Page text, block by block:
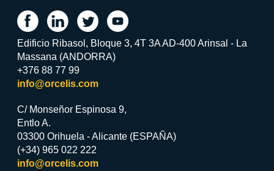
Edificio Ribasol, Bloque 3, 4T 3A AD-400 Arinsal - La
Massana (ANDORRA)
+376 88 77 99
info@orcelis.com
C/ Monseñor Espinosa 9,
Entlo A.
03300 Orihuela - Alicante (ESPAÑA)
(+34) 965 022 222
info@orcelis.com